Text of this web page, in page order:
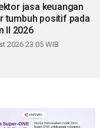
jasa keuangan
tumbuh positif pada
II 2026
2026 23:05 WIB